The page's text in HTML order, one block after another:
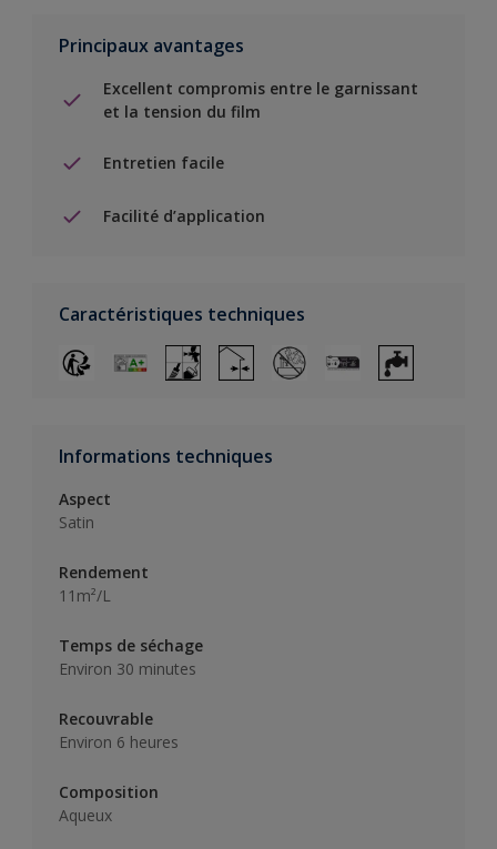
Principaux avantages
Excellent compromis entre le garnissant
et la tension du film
Entretien facile
Facilité d’application
Caractéristiques techniques
Informations techniques
Aspect
Satin
Rendement
11m²/L
Temps de séchage
Environ 30 minutes
Recouvrable
Environ 6 heures
Composition
Aqueux